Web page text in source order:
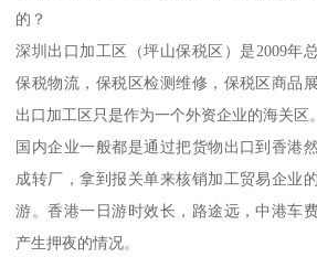
的？
深圳出口加工区（坪山保税区）是2009年
保税物流，保税区检测维修，保税区商品
出口加工区只是作为一个外资企业的海关区。
国内企业一般都是通过把货物出口到香港
成转厂，拿到报关单来核销加工贸易企业
游。香港一日游时效长，路途远，中港车
产生押夜的情况。